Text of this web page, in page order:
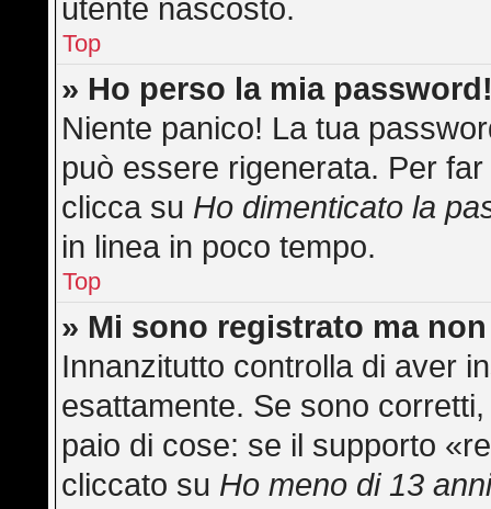
utente nascosto.
Top
» Ho perso la mia
Niente panico! La tua
può essere rigenerata. Per
clicca su Ho dimenticato la
in linea in poco tempo.
Top
» Mi sono registrato ma
Innanzitutto controlla di aver
esattamente. Se sono
paio di cose: se il supporto
cliccato su Ho meno di 13